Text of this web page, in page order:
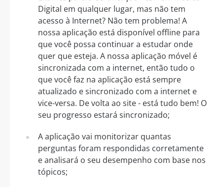
Digital em qualquer lugar, mas não tem
acesso à Internet? Não tem problema! A
nossa aplicação está disponível offline para
que você possa continuar a estudar onde
quer que esteja. A nossa aplicação móvel é
sincronizada com a internet, então tudo o
que você faz na aplicação está sempre
atualizado e sincronizado com a internet e
vice-versa. De volta ao site - está tudo bem! O
seu progresso estará sincronizado;
A aplicação vai monitorizar quantas
perguntas foram respondidas corretamente
e analisará o seu desempenho com base nos
tópicos;